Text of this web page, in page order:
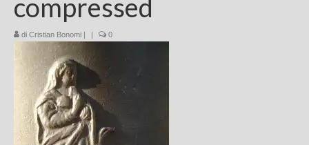
Chi sono
Contatti
compressed
di Cristian Bonomi | | 0